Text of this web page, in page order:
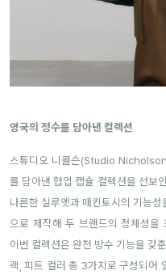
영국의 정수를 담아낸 컬렉션
스튜디오 니콜슨(Studio
를 담아낸 협업 캡슐 컬렉션을 선보
나른한 실루엣과 매킨토시의 기능
으로 제작해 두 브랜드의 정체성을
이번 컬렉션은 완전 방수 기능을 갖
랙, 피트 컬러 총 3가지로 구성되어